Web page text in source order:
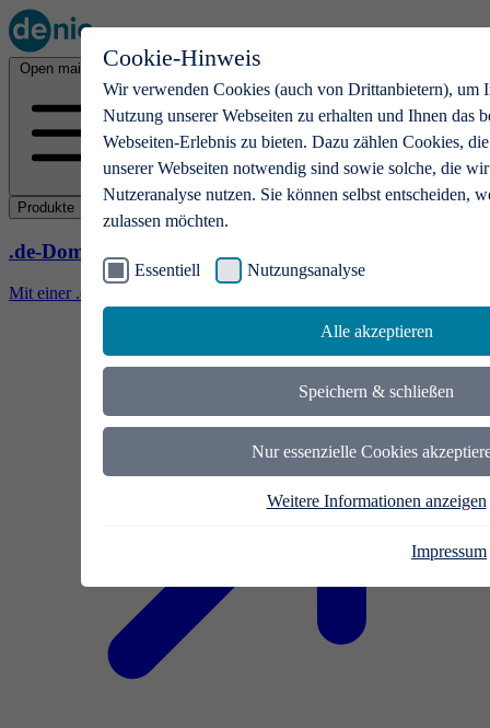
Cookie-Hinweis
Wir verwenden Cookies (auch von Drittanbietern), um
Nutzung unserer Webseiten zu erhalten und Ihnen das
Webseiten-Erlebnis zu bieten. Dazu zählen Cookies,
unserer Webseiten notwendig sind sowie solche, die
Nutzeranalyse nutzen. Sie können selbst entscheiden,
zulassen möchten.
Essentiell Nutzungsanalyse
Alle akzeptieren
Speichern & schließen
Nur essenzielle Cookies
Weitere Informationen anzeigen
Impressum
Open main menu
Produkte
.de-Domains
Mit einer .de-Domain erhalten Ideen eine Bühne